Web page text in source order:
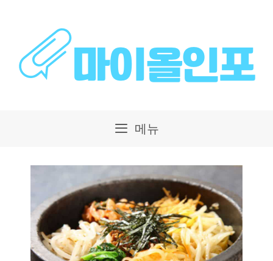
메뉴